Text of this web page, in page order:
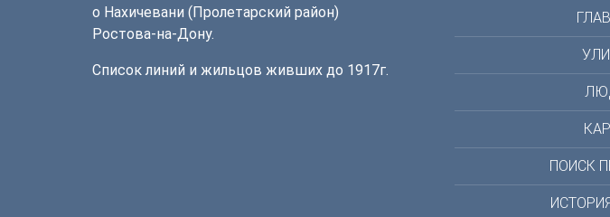
о Нахичевани (Пролетарский район)
Ростова-на-Дону.
Список линий и жильцов живших до 1917г.
ПОИСК